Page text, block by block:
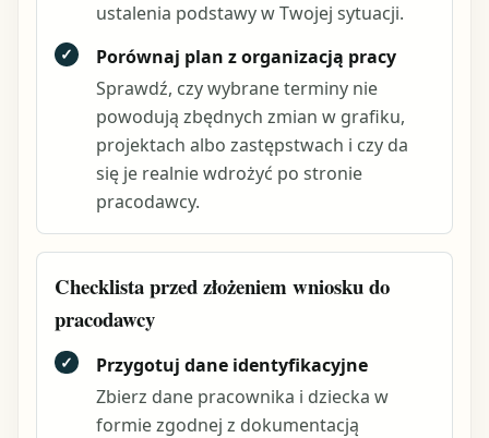
ustalenia podstawy w Twojej sytuacji.
✓
Porównaj plan z organizacją pracy
Sprawdź, czy wybrane terminy nie
powodują zbędnych zmian w grafiku,
projektach albo zastępstwach i czy da
się je realnie wdrożyć po stronie
pracodawcy.
Checklista przed złożeniem wniosku do
pracodawcy
✓
Przygotuj dane identyfikacyjne
Zbierz dane pracownika i dziecka w
formie zgodnej z dokumentacją